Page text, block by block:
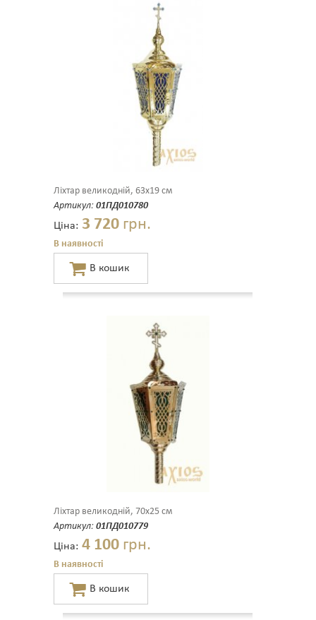
Ліхтар великодній, 63х19 см
Артикул: 01ПД010780
Ціна: 3 720 грн.
В наявності
Ліхтар великодній, 70х25 см
Артикул: 01ПД010779
Ціна: 4 100 грн.
В наявності